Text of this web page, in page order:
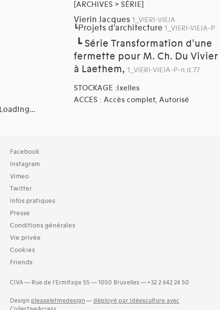
[ARCHIVES > SÉRIE]
Vierin Jacques 1_VIERI-VIEJA
┗Projets d'architecture 1_VIERI-VIEJA-P
┗ Série Transformation d'une
fermette pour M. Ch. Du Vivier
à Laethem, 1_VIERI-VIEJA-P-n.d.77
STOCKAGE :Ixelles
ACCES : Accès complet, Autorisé
Collection
TOUT (12)
Archives (12)
Typologies documents
Séries (activités) (1)
03-architecture artisanale et industrielle (11)
04-architecture commerciale et de services (13)
05-architecture de l'administration et vie publique (10)
06-architecture fiscale et financière (6)
08-architecture militaire (1)
09-architecture hospitalière, assistance et protection
Facebook
Instagram
Vimeo
Twitter
Infos pratiques
Presse
Conditions générales
Vie privée
Cookies
Friends
CIVA — Rue de l’Ermitage 55 — 1050 Bruxelles — +32 2 642 24 50
Design pleaseletmedesign — déployé par Idéesculture avec